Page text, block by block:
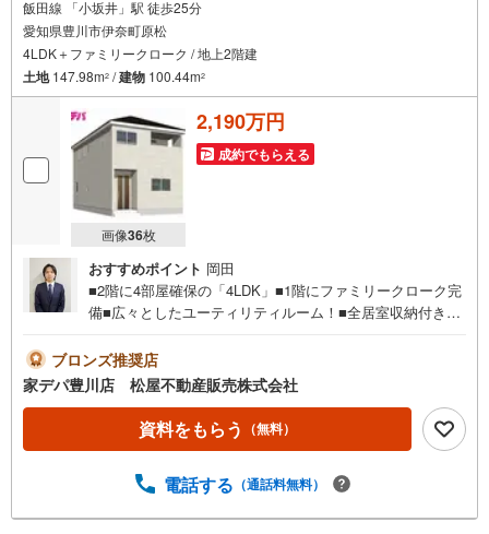
飯田線 「小坂井」駅 徒歩25分
愛知県豊川市伊奈町原松
4LDK＋ファミリークローク / 地上2階建
土地147.98m2 /建物 100.44m2
画像36枚
2,190万円
成約でもらえる
おすすめポイント 岡田
■2階に4部屋確保の「4LDK」■1階にファミリークローク完
備■広々としたユーティリティルーム！■全居室収納付き■
内！■おすすめポイント ・壁面が広く家具の配置がしやす
いリビングは広さ17帖●家デパ 松屋不動産販売 のつよみ
●・豊橋市・豊川市・知立市・浜松市の4店舗営業中！三河
エリア・遠州エリアの物件ならおまかせください。新築戸
建、中古戸建、中古マンション、土地をお客様のご希望に
多数！中古物件をご購入の際、約70％という多くの方々が
ブロンズ推奨店
家デパ豊川店 松屋不動産販売株式会社
資料をもらう （無料）
電話する （通話料無料）